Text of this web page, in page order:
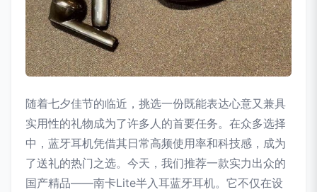
随着七夕佳节的临近，挑选一份既能表达心意又兼具
实用性的礼物成为了许多人的首要任务。在众多选择
中，蓝牙耳机凭借其日常高频使用率和科技感，成为
了送礼的热门之选。今天，我们推荐一款实力出众的
国产精品——南卡Lite半入耳蓝牙耳机。它不仅在设